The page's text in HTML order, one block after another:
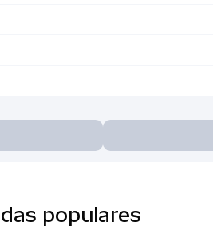
populares